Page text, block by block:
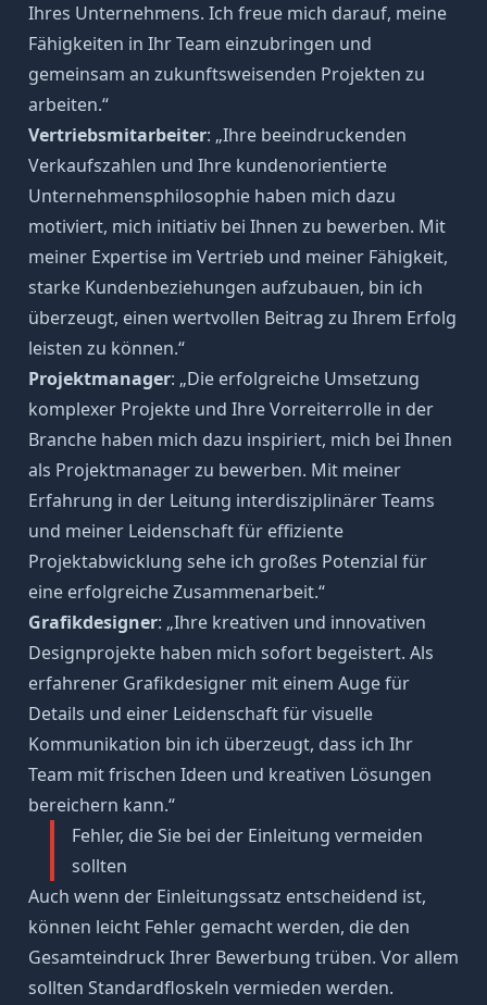
Ihres Unternehmens. Ich freue mich darauf, meine
Fähigkeiten in Ihr Team einzubringen und
gemeinsam an zukunftsweisenden Projekten zu
arbeiten.“
Vertriebsmitarbeiter: „Ihre beeindruckenden
Verkaufszahlen und Ihre kundenorientierte
Unternehmensphilosophie haben mich dazu
motiviert, mich initiativ bei Ihnen zu bewerben. Mit
meiner Expertise im Vertrieb und meiner Fähigkeit,
starke Kundenbeziehungen aufzubauen, bin ich
überzeugt, einen wertvollen Beitrag zu Ihrem Erfolg
leisten zu können.“
Projektmanager: „Die erfolgreiche Umsetzung
komplexer Projekte und Ihre Vorreiterrolle in der
Branche haben mich dazu inspiriert, mich bei Ihnen
als Projektmanager zu bewerben. Mit meiner
Erfahrung in der Leitung interdisziplinärer Teams
und meiner Leidenschaft für effiziente
Projektabwicklung sehe ich großes Potenzial für
eine erfolgreiche Zusammenarbeit.“
Grafikdesigner: „Ihre kreativen und innovativen
Designprojekte haben mich sofort begeistert. Als
erfahrener Grafikdesigner mit einem Auge für
Details und einer Leidenschaft für visuelle
Kommunikation bin ich überzeugt, dass ich Ihr
Team mit frischen Ideen und kreativen Lösungen
bereichern kann.“
Fehler, die Sie bei der Einleitung vermeiden
sollten
Auch wenn der Einleitungssatz entscheidend ist,
können leicht Fehler gemacht werden, die den
Gesamteindruck Ihrer Bewerbung trüben. Vor allem
sollten Standardfloskeln vermieden werden.